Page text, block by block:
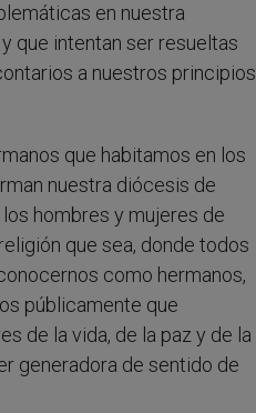
en nuestra
que intentan ser resueltas
a nuestros principios
que habitamos en los
nuestra diócesis de
hombres y mujeres de
que sea, donde todos
como hermanos,
públicamente que
de la vida, de la paz y de la
generadora de sentido de